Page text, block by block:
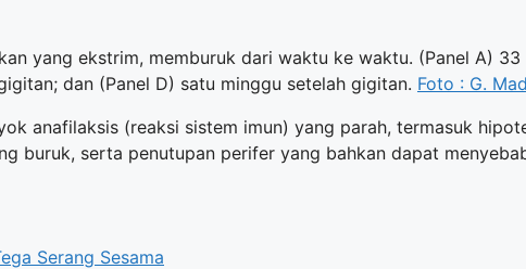
yang ekstrim, memburuk dari waktu ke waktu. (Panel A)
dan (Panel D) satu minggu setelah gigitan. Foto : G.
anafilaksis (reaksi sistem imun) yang parah, termasuk
buruk, serta penutupan perifer yang bahkan dapat
Serang Sesama